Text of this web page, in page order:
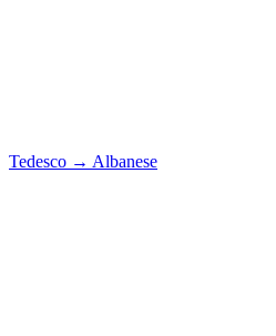
Tedesco → Albanese